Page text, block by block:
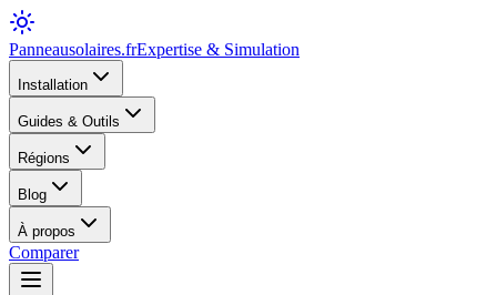
Panneausolaires.frExpertise & Simulation
Installation
Guides & Outils
Régions
Blog
À propos
Comparer